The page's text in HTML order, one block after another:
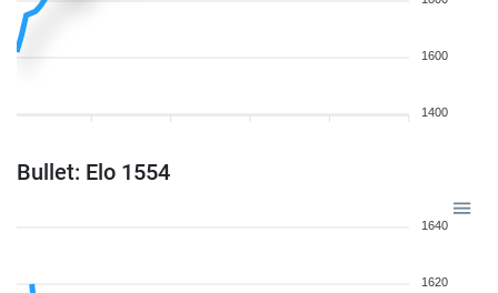
1600
1400
Bullet: Elo 1554
1640
1620